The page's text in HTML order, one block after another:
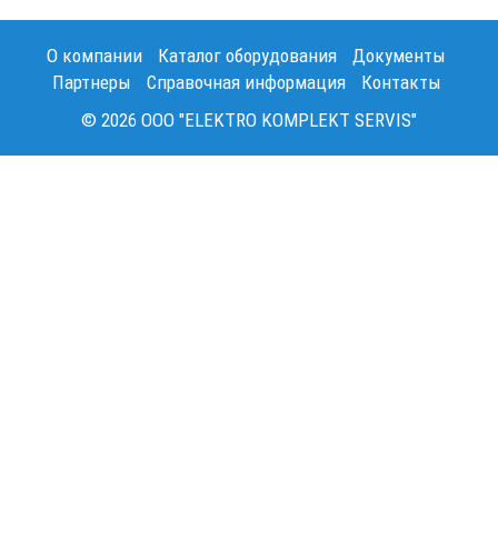
О компании Каталог оборудования
Документы
Партнеры
Справочная информация
Контакты
© 2026 OOO "ELEKTRO KOMPLEKT SERVIS"